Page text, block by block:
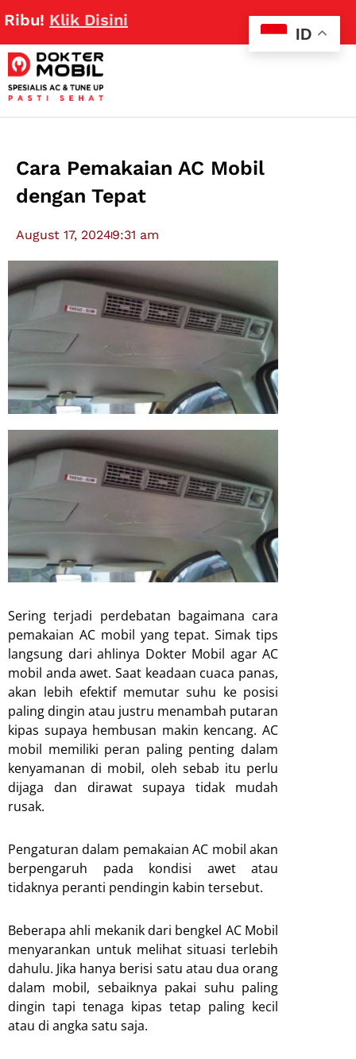
Klik Disini
Cara Pemakaian AC Mobil
dengan Tepat
August 17, 20249:31 am
Sering terjadi perdebatan bagaimana cara
pemakaian AC mobil yang tepat. Simak tips
langsung dari ahlinya Dokter Mobil agar AC
mobil anda awet. Saat keadaan cuaca panas,
akan lebih efektif memutar suhu ke posisi
paling dingin atau justru menambah putaran
kipas supaya hembusan makin kencang. AC
mobil memiliki peran paling penting dalam
kenyamanan di mobil, oleh sebab itu perlu
dijaga dan dirawat supaya tidak mudah
rusak.
Pengaturan dalam pemakaian AC mobil akan
berpengaruh pada kondisi awet atau
tidaknya peranti pendingin kabin tersebut.
Beberapa ahli mekanik dari bengkel AC Mobil
menyarankan untuk melihat situasi terlebih
dahulu. Jika hanya berisi satu atau dua orang
dalam mobil, sebaiknya pakai suhu paling
dingin tapi tenaga kipas tetap paling kecil
atau di angka satu saja.
ID